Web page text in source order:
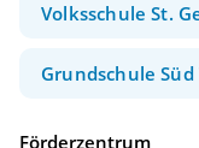
Volksschule St.
Grundschule
Förderzentrum